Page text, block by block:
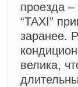
проезда
“TAXI”
заранее.
велика,